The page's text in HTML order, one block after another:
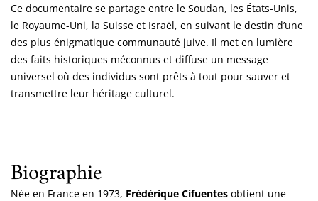
Ce documentaire se partage entre le Soudan, les États-Unis,
le Royaume-Uni, la Suisse et Israël, en suivant le destin d’une
des plus énigmatique communauté juive. Il met en lumière
des faits historiques méconnus et diffuse un message
universel où des individus sont prêts à tout pour sauver et
transmettre leur héritage culturel.
Biographie
Née en France en 1973, Frédérique Cifuentes obtient une